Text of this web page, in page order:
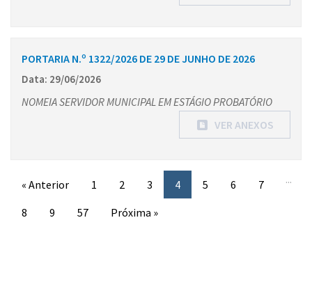
PORTARIA N.º 1322/2026 DE 29 DE JUNHO DE 2026
Data: 29/06/2026
NOMEIA SERVIDOR MUNICIPAL EM ESTÁGIO PROBATÓRIO
VER ANEXOS
« Anterior 1 2 3 4 5 6
7
8
9
...
57
Próxima »